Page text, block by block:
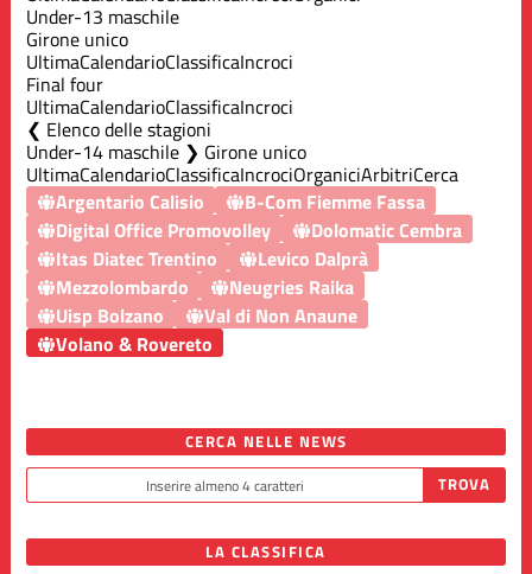
Under-13 maschile
Girone unico
UltimaCalendarioClassificaIncroci
Final four
UltimaCalendarioClassificaIncroci
Elenco delle stagioni
Under-14 maschile ❯ Girone unico
UltimaCalendarioClassificaIncrociOrganiciArbitriCerca
Argentario Calisio
B-Com Fiemme Fassa
Digital Office Promovolley
Dolomatic Cembra
Itas Diatec Trentino
Levico Dalprà
Mezzolombardo
Neugries Raika
Uisp Bolzano
Val di Non Anaune
Volano & Rovereto
CERCA NELLE NEWS
LA CLASSIFICA